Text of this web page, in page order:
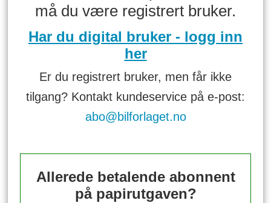
må du være registrert bruker.
Har du digital bruker - logg inn
her
Er du registrert bruker, men får ikke
tilgang? Kontakt kundeservice på e-post:
abo@bilforlaget.no
Allerede betalende abonnent
på papirutgaven?